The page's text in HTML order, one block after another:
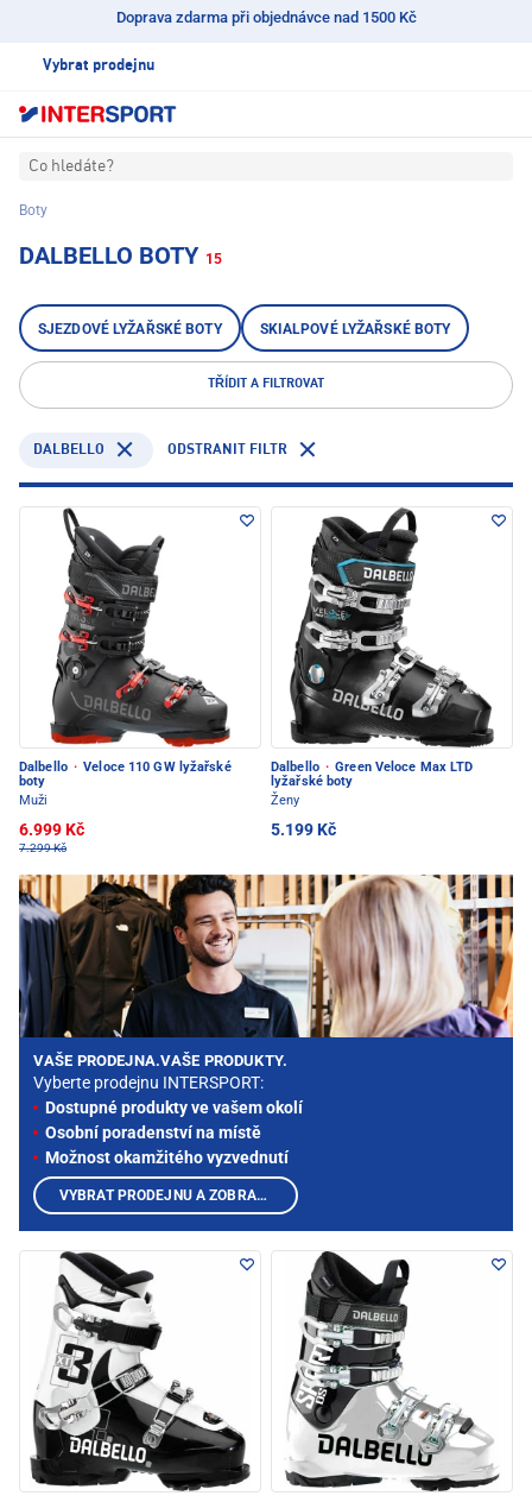
Doprava zdarma při objednávce nad 1500 Kč
Vybrat prodejnu
Co hledáte?
Boty
DALBELLO BOTY 15
SJEZDOVÉ LYŽAŘSKÉ BOTY SKIALPOVÉ LYŽAŘSKÉ BOTY
TŘÍDIT A FILTROVAT
DALBELLO ODSTRANIT FILTR
Dalbello · Veloce 110 GW lyžařské
boty
Muži
6.999 Kč
7.299 Kč
Dalbello · Green Veloce Max LTD
lyžařské boty
Ženy
5.199 Kč
VAŠE PRODEJNA.VAŠE PRODUKTY.
Vyberte prodejnu INTERSPORT:
Dostupné produkty ve vašem okolí
Osobní poradenství na místě
Možnost okamžitého vyzvednutí
VYBRAT PRODEJNU A ZOBRAZIT PRODUKTY